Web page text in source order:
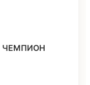
ЧЕМПИОН